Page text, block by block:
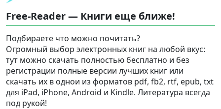
Free-Reader — Книги еще ближе!
Подбираете что можно почитать?
Огромный выбор электронных книг на любой вкус:
тут можно скачать полностью бесплатно и без
регистрации полные версии лучших книг или
скачать их в однои из форматов pdf, fb2, rtf, epub, txt
для iPad, iPhone, Android и Kindle. Литература всегда
под рукой!